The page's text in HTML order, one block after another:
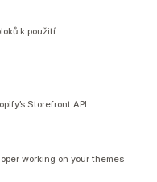
k použití
Storefront API
working on your themes